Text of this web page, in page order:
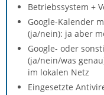
Betriebssystem +
Google-Kalender
(ja/nein): ja aber
Google- oder
(ja/nein/was
im lokalen Netz
Eingesetzte